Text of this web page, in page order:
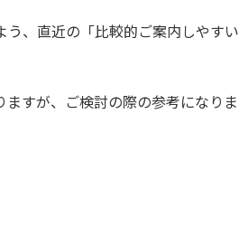
、直近の「比較的ご案内しやすい
すが、ご検討の際の参考になりま